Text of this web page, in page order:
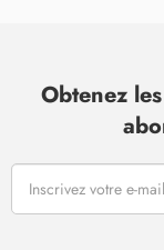
Obtenez